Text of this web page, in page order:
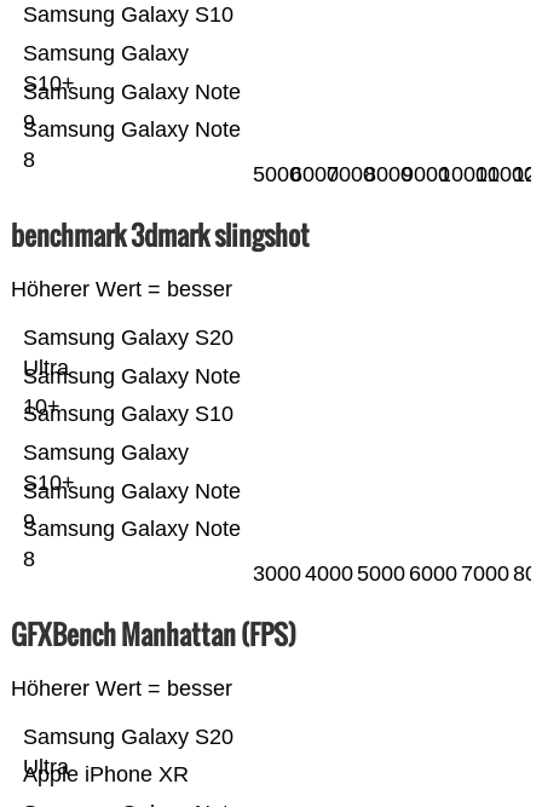
Samsung Galaxy Note
8
Samsung Galaxy Note
9
Samsung Galaxy
S10+
Samsung Galaxy S10
500060007000800090001000011000
benchmark 3dmark slingshot
Höherer Wert = besser
Samsung Galaxy Note
8
Samsung Galaxy Note
9
Samsung Galaxy
S10+
Samsung Galaxy S10
Samsung Galaxy Note
10+
Samsung Galaxy S20
Ultra
300040005000 6000 7000
GFXBench Manhattan (FPS)
Höherer Wert = besser
Apple iPhone XR
Samsung Galaxy S20
Ultra